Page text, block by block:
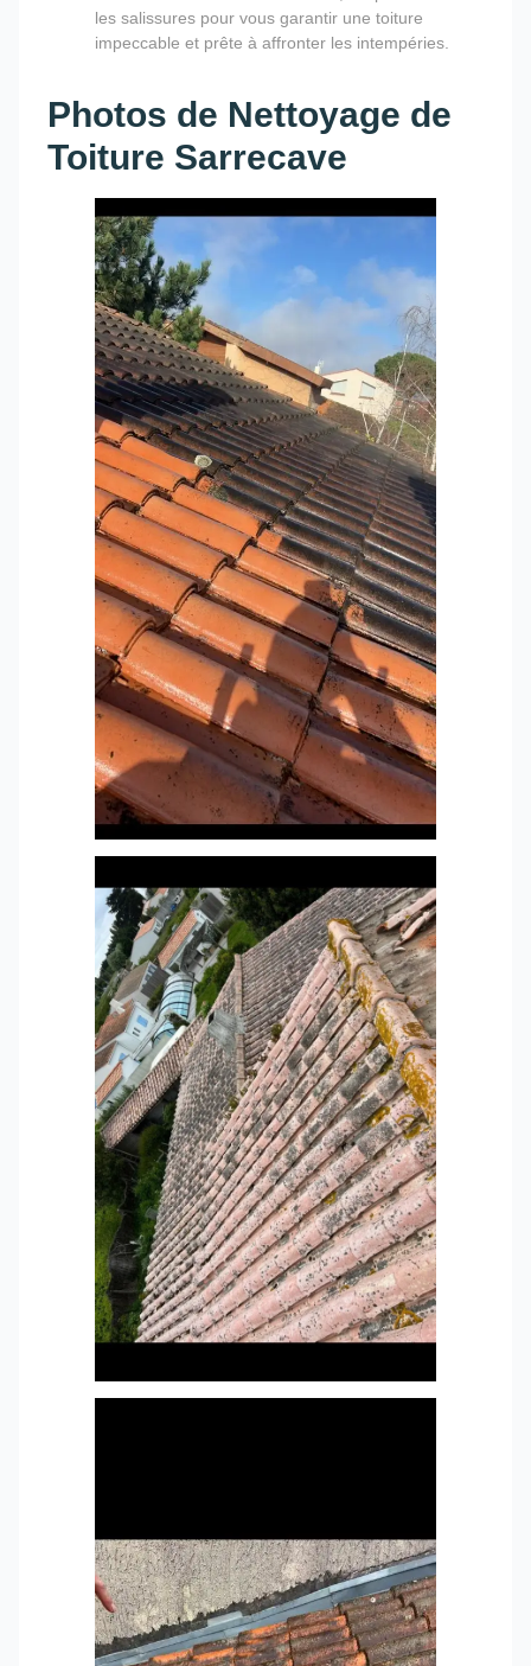
les salissures pour vous garantir une toiture
impeccable et prête à affronter les intempéries.
Photos de Nettoyage de
Toiture Sarrecave